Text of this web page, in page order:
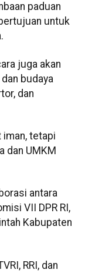
paduan
untuk
juga akan
budaya
dan
iman, tetapi
dan UMKM
antara
VII DPR RI,
Kabupaten
RRI, dan